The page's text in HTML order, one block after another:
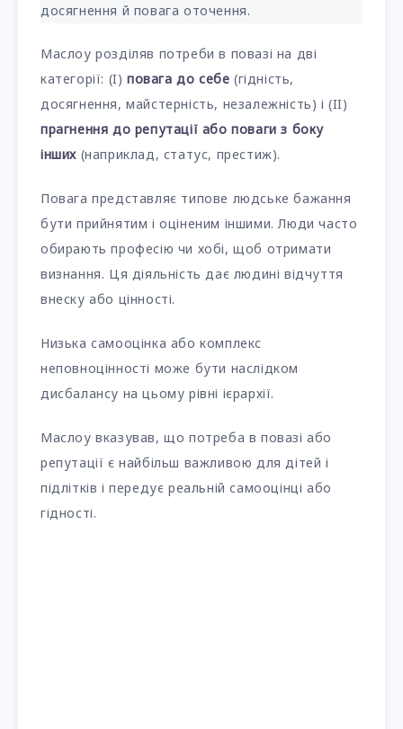
досягнення й повага оточення.
Маслоу розділяв потреби в повазі на дві
категорії: (I) повага до себе (гідність,
досягнення, майстерність, незалежність) і (II)
прагнення до репутації або поваги з боку
інших (наприклад, статус, престиж).
Повага представляє типове людське бажання
бути прийнятим і оціненим іншими. Люди часто
обирають професію чи хобі, щоб отримати
визнання. Ця діяльність дає людині відчуття
внеску або цінності.
Низька самооцінка або комплекс
неповноцінності може бути наслідком
дисбалансу на цьому рівні ієрархії.
Маслоу вказував, що потреба в повазі або
репутації є найбільш важливою для дітей і
підлітків і передує реальній самооцінці або
гідності.